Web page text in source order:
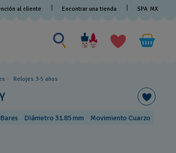
al cliente Encontrar una tienda SPA MX
Buscar
algo
Relojes 3-5 años ​
Diámetro 31.85 mm Movimiento Cuarzo